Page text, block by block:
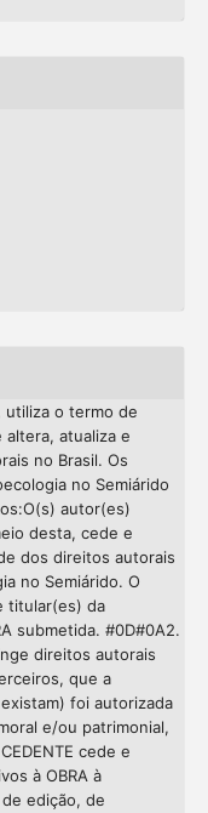
o termo de
altera, atualiza e
no Brasil. Os
no Semiárido
autor(es)
desta, cede e
dos direitos autorais
no Semiárido. O
titular(es) da
submetida. #0D#0A2.
direitos autorais
que a
foi autorizada
e/ou patrimonial,
cede e
à OBRA à
edição, de